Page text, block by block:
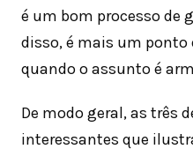
é um bom processo de
disso, é mais um ponto
quando o assunto é
De modo geral, as três
interessantes que